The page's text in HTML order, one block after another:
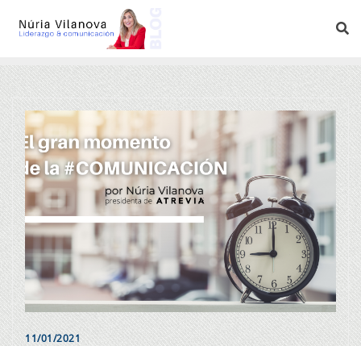
11/01/2021